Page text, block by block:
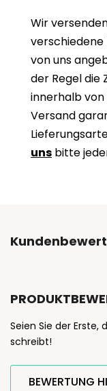
Wir
verschiedene
von uns
der Regel die
innerhalb
Versand
uns bitte
Seien Sie der Erste,
schreibt!
BEWERTUNG